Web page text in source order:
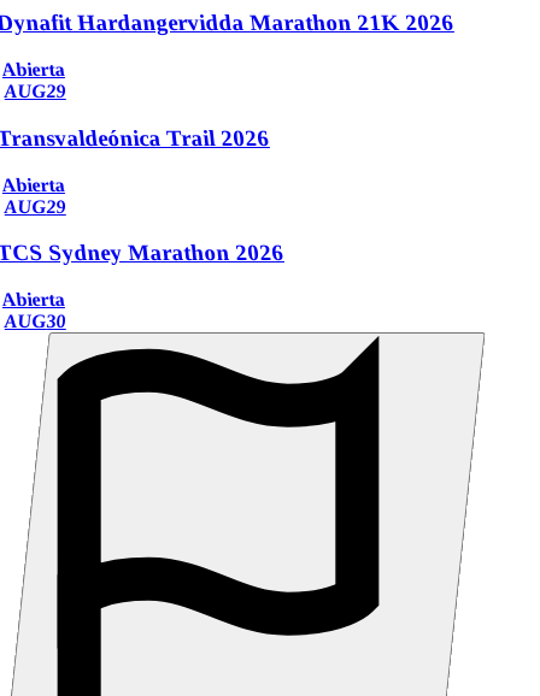
Hardangervidda Marathon 21K 2026
Abierta
AUG29
Trail 2026
Abierta
AUG29
Sydney Marathon 2026
Abierta
AUG30